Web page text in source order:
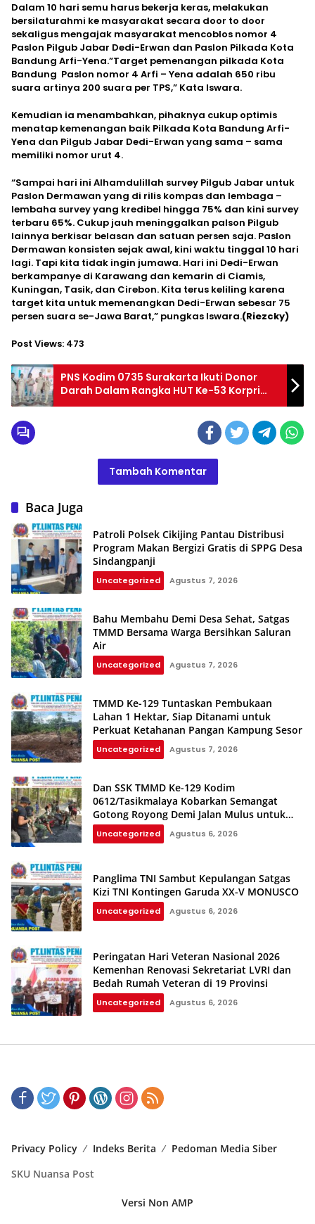
Dalam 10 hari semu harus bekerja keras, melakukan
bersilaturahmi ke masyarakat secara door to door
sekaligus mengajak masyarakat mencoblos nomor 4
Paslon Pilgub Jabar Dedi-Erwan dan Paslon Pilkada Kota
Bandung Arfi-Yena.”Target pemenangan pilkada Kota
Bandung Paslon nomor 4 Arfi – Yena adalah 650 ribu
suara artinya 200 suara per TPS,” Kata Iswara.
Kemudian ia menambahkan, pihaknya cukup optimis
menatap kemenangan baik Pilkada Kota Bandung Arfi-
Yena dan Pilgub Jabar Dedi-Erwan yang sama – sama
memiliki nomor urut 4.
“Sampai hari ini Alhamdulillah survey Pilgub Jabar untuk
Paslon Dermawan yang di rilis kompas dan lembaga –
lembaha survey yang kredibel hingga 75% dan kini survey
terbaru 65%. Cukup jauh meninggalkan palson Pilgub
lainnya berkisar belasan dan satuan persen saja. Paslon
Dermawan konsisten sejak awal, kini waktu tinggal 10 hari
lagi. Tapi kita tidak ingin jumawa. Hari ini Dedi-Erwan
berkampanye di Karawang dan kemarin di Ciamis,
Kuningan, Tasik, dan Cirebon. Kita terus keliling karena
target kita untuk memenangkan Dedi-Erwan sebesar 75
persen suara se-Jawa Barat,” pungkas Iswara.(Riezcky)
Post Views: 473
PNS Kodim 0735 Surakarta Ikuti Donor
Darah Dalam Rangka HUT Ke-53 Korpri
Tahun 2024
Tambah Komentar
Baca Juga
Patroli Polsek Cikijing Pantau Distribusi
Program Makan Bergizi Gratis di SPPG Desa
Sindangpanji
Uncategorized Agustus 7, 2026
Bahu Membahu Demi Desa Sehat, Satgas
TMMD Bersama Warga Bersihkan Saluran
Air
Uncategorized Agustus 7, 2026
TMMD Ke-129 Tuntaskan Pembukaan
Lahan 1 Hektar, Siap Ditanami untuk
Perkuat Ketahanan Pangan Kampung Sesor
Uncategorized Agustus 7, 2026
Dan SSK TMMD Ke-129 Kodim
0612/Tasikmalaya Kobarkan Semangat
Gotong Royong Demi Jalan Mulus untuk
Rakyat
Uncategorized Agustus 6, 2026
Panglima TNI Sambut Kepulangan Satgas
Kizi TNI Kontingen Garuda XX-V MONUSCO
Uncategorized Agustus 6, 2026
Peringatan Hari Veteran Nasional 2026
Kemenhan Renovasi Sekretariat LVRI dan
Bedah Rumah Veteran di 19 Provinsi
Uncategorized Agustus 6, 2026
Privacy Policy Indeks Berita
Pedoman Media Siber
SKU Nuansa Post
Versi Non AMP